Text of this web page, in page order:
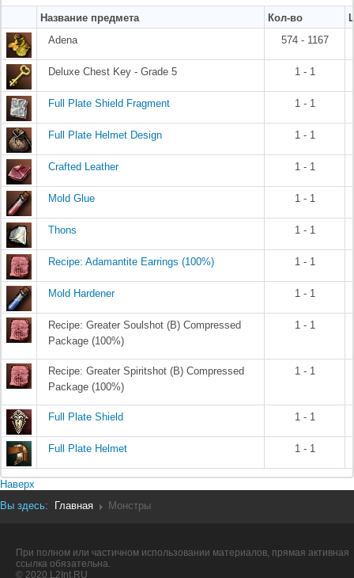
Название предмета Кол-во
Adena
574 - 1167
Deluxe Chest Key - Grade 5 1 - 1
Full Plate Shield Fragment 1 - 1
Full Plate Helmet Design 1 - 1
Crafted Leather 1 - 1
Mold Glue 1 - 1
Thons 1 - 1
Recipe: Adamantite Earrings (100%) 1 - 1
Mold Hardener 1 - 1
Recipe: Greater Soulshot (B) Compressed
Package (100%)
1 - 1
Recipe: Greater Spiritshot (B) Compressed
Package (100%)
1 - 1
Full Plate Shield 1 - 1
Full Plate Helmet 1 - 1
Наверх
Вы здесь:
Главная Монстры
При полном или частичном использовании материалов, прямая активная
ссылка обязательна.
© 2020 L2Int.RU